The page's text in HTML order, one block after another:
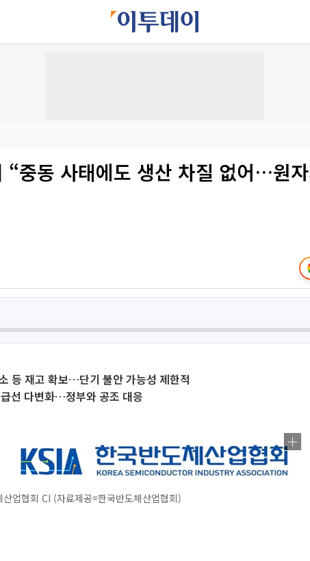
“중동 사태에도 생산 차질 없어…원
등 재고 확보…단기 불안 가능성 제한적
선 다변화…정부와 공조 대응
업협회 CI (자료제공=한국반도체산업협회)